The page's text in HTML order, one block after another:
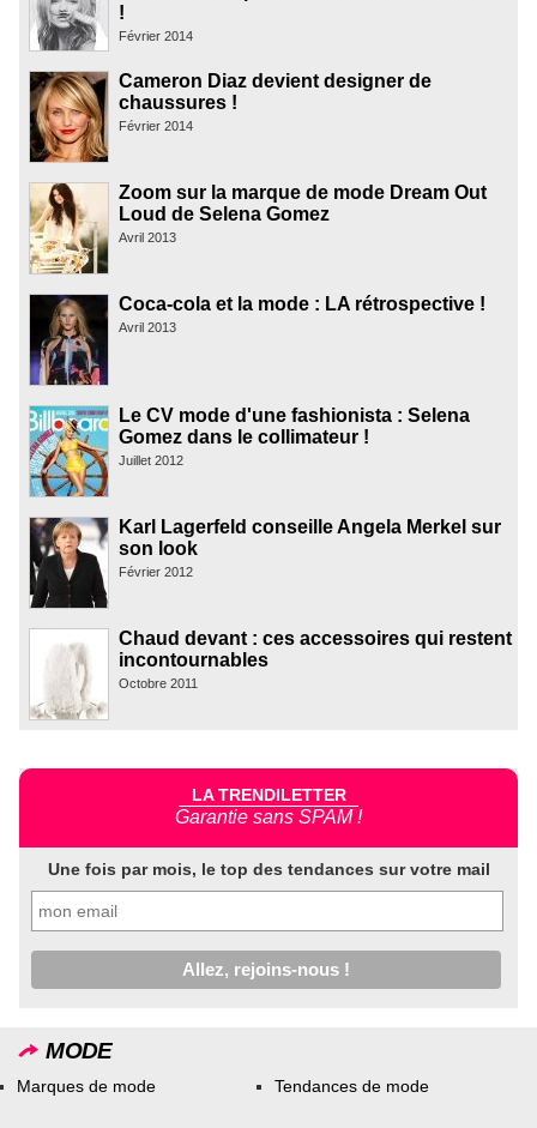
!
Février 2014
Cameron Diaz devient designer de
chaussures !
Février 2014
Zoom sur la marque de mode Dream Out
Loud de Selena Gomez
Avril 2013
Coca-cola et la mode : LA rétrospective !
Avril 2013
Le CV mode d'une fashionista : Selena
Gomez dans le collimateur !
Juillet 2012
Karl Lagerfeld conseille Angela Merkel sur
son look
Février 2012
Chaud devant : ces accessoires qui restent
incontournables
Octobre 2011
LA TRENDILETTER
Garantie sans SPAM !
Une fois par mois, le top des tendances sur votre mail
MODE
Marques de mode Tendances de mode